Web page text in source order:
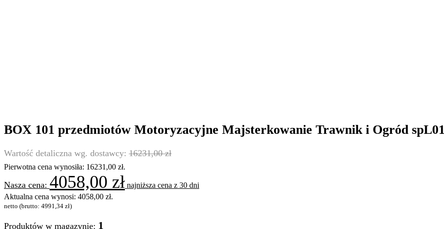
BOX 101 przedmiotów Motoryzacyjne Majsterkowanie Trawnik i Ogród
16231,00zł
Pierwotna cena wynosiła: 16231,00 zł.
4058,00 zł najniższa cena z 30 dni
Aktualna cena wynosi: 4058,00 zł.
netto (brutto: 4991,34 zł)
Produktów w magazynie: 1